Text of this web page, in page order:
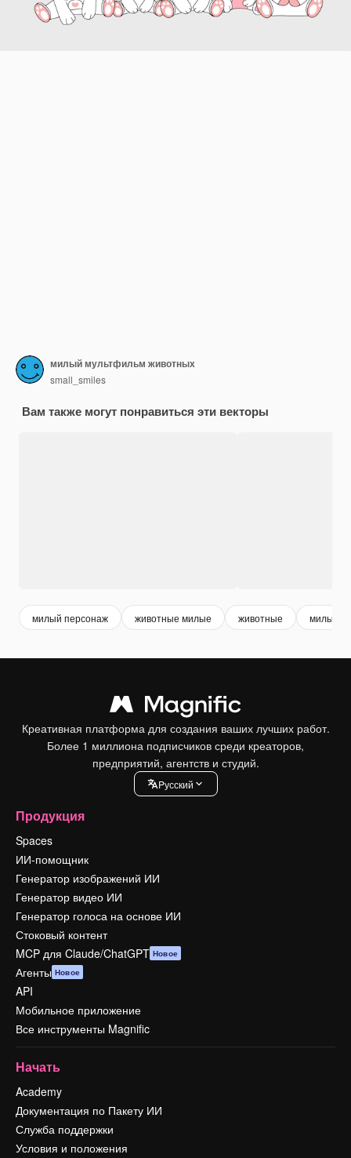
милый мультфильм животных
small_smiles
Вам также могут понравиться эти векторы
милый персонаж животные милые животные милые
Креативная платформа для создания ваших лучших работ.
Более 1 миллиона подписчиков среди креаторов,
предприятий, агентств и студий.
Pусский
Продукция
Spaces
ИИ-помощник
Генератор изображений ИИ
Генератор видео ИИ
Генератор голоса на основе ИИ
Стоковый контент
MCP для Claude/ChatGPT Новое
Агенты Новое
API
Мобильное приложение
Все инструменты Magnific
Начать
Academy
Документация по Пакету ИИ
Служба поддержки
Условия и положения